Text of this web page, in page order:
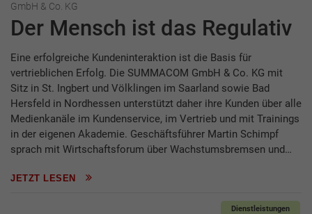
GmbH & Co. KG
Der Mensch ist das Regulativ
Eine erfolgreiche Kundeninteraktion ist die Basis für
vertrieblichen Erfolg. Die SUMMACOM GmbH & Co. KG mit
Sitz in St. Ingbert und Völklingen im Saarland sowie Bad
Hersfeld in Nordhessen unterstützt daher ihre Kunden über alle
Medienkanäle im Kundenservice, im Vertrieb und mit Trainings
in der eigenen Akademie. Geschäftsführer Martin Schimpf
sprach mit Wirtschaftsforum über Wachstumsbremsen und…
JETZT LESEN
Dienstleistungen